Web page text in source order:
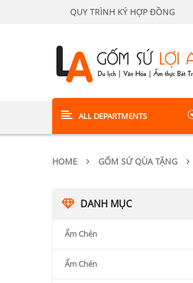
QUY TRÌNH KÝ HỢP ĐỒNG
ALL DEPARTMENTS
HOME GỐM SỨ QÙA TẶNG
DANH MỤC
Ấm Chén
Ấm Chén